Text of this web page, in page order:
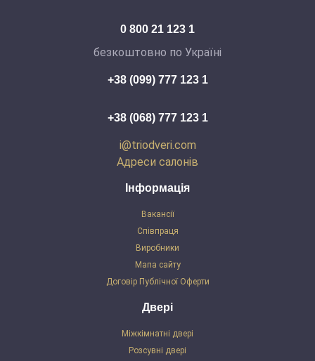
Інформація
Вакансії
Співпраця
Виробники
Мапа сайту
Договір Публічної Оферти
Двері
Міжкімнатні двері
Розсувні двері
0 800 21 123 1
безкоштовно по Україні
+38 (099) 777 123 1
+38 (068) 777 123 1
i@triodveri.com
Адреси салонів